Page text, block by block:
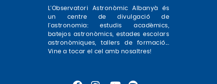
L'Observatori Astronòmic Albanyà és
un centre de divulgació de
l'astronomia: estudis acadèmics,
batejos astronòmics, estades escolars
astronòmiques, tallers de formació...
Vine a tocar el cel amb nosaltres!